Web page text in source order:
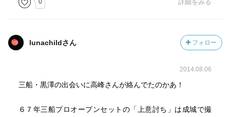
0 詳細をみる
lunachildさん フォロー
2014.08.06
三船・黒澤の出会いに高峰さんが絡んでたのかあ！
６７年三船プロオープンセットの「上意討ち」は成城で撮